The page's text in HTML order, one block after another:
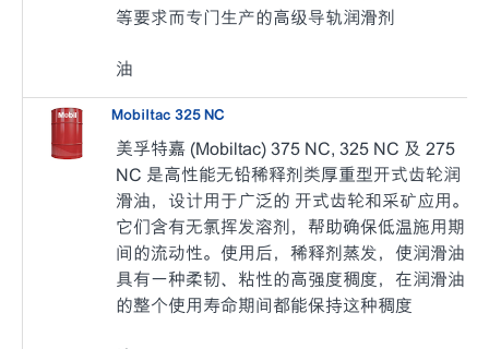
等要求而专门生产的高级导轨润滑剂
油
Mobiltac 325 NC
美孚特嘉 (Mobiltac) 375 NC, 325 NC 及 275
NC 是高性能无铅稀释剂类厚重型开式齿轮润
滑油，设计用于广泛的 开式齿轮和采矿应用。
它们含有无氯挥发溶剂，帮助确保低温施用期
间的流动性。使用后，稀释剂蒸发，使润滑油
具有一种柔韧、粘性的高强度稠度，在润滑油
的整个使用寿命期间都能保持这种稠度